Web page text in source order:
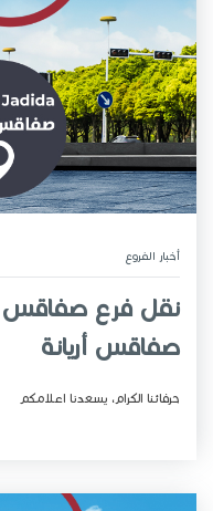
أخبار الفروع
نقل فرع صفاقس
صفاقس أريانة
حرفائنا الكرام، يسعدنا اعلامكم